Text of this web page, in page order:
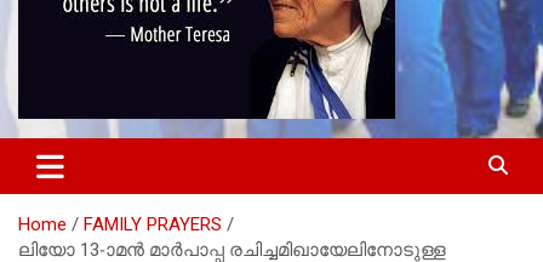
Home
FAMILY PRAYERS
ലിയോ 13-ാമന്‍ മാര്‍പാപ്പ രചിച്ചമിഖായേലിനോടുള്ള